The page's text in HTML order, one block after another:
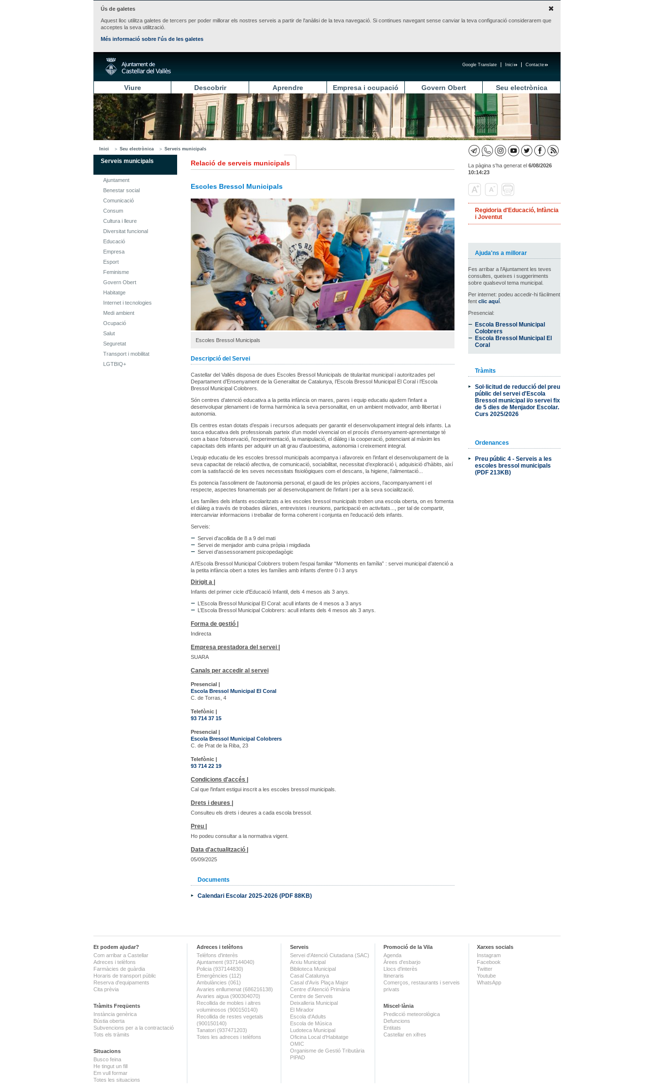
Ús de galetes
Aquest lloc utilitza galetes de tercers per poder millorar els nostres serveis a partir de l'anàlisi de la teva navegació. Si continues navegant sense canviar la teva configuració considerarem que
acceptes la seva utilització.
Més informació sobre l'ús de les galetes
Contacte
Inici
Google Translate
Viure Descobrir Aprendre Empresa i ocupació Govern Obert Seu electrònica
Inici Seu electrònica Serveis municipals
Serveis municipals
Ajuntament
Benestar social
Comunicació
Consum
Cultura i lleure
Diversitat funcional
Educació
Empresa
Esport
Feminisme
Govern Obert
Habitatge
Internet i tecnologies
Medi ambient
Ocupació
Salut
Seguretat
Transport i mobilitat
LGTBIQ+
Relació de serveis municipals La pàgina s'ha generat el 6/08/2026
10:14:23
Escoles Bressol Municipals
Escoles Bressol Municipals
Descripció del Servei
Castellar del Vallès disposa de dues Escoles Bressol Municipals de titularitat municipal i autoritzades pel
Departament d’Ensenyament de la Generalitat de Catalunya, l’Escola Bressol Municipal El Coral i l’Escola
Bressol Municipal Colobrers.
Són centres d’atenció educativa a la petita infància on mares, pares i equip educatiu ajudem l’infant a
desenvolupar plenament i de forma harmònica la seva personalitat, en un ambient motivador, amb llibertat i
autonomia.
Els centres estan dotats d’espais i recursos adequats per garantir el desenvolupament integral dels infants. La
tasca educativa dels professionals parteix d’un model vivencial on el procés d’ensenyament-aprenentatge té
com a base l’observació, l’experimentació, la manipulació, el diàleg i la cooperació, potenciant al màxim les
capacitats dels infants per adquirir un alt grau d’autoestima, autonomia i creixement integral.
L’equip educatiu de les escoles bressol municipals acompanya i afavoreix en l’infant el desenvolupament de la
seva capacitat de relació afectiva, de comunicació, sociabilitat, necessitat d’exploració i, adquisició d’hàbits, així
com la satisfacció de les seves necessitats fisiològiques com el descans, la higiene, l’alimentació...
Es potencia l’assoliment de l’autonomia personal, el gaudi de les pròpies accions, l’acompanyament i el
respecte, aspectes fonamentals per al desenvolupament de l’infant i per a la seva socialització.
Les famílies dels infants escolaritzats a les escoles bressol municipals troben una escola oberta, on es fomenta
el diàleg a través de trobades diàries, entrevistes i reunions, participació en activitats..., per tal de compartir,
intercanviar informacions i treballar de forma coherent i conjunta en l’educació dels infants.
Serveis:
Servei d'acollida de 8 a 9 del mati
Servei de menjador amb cuina pròpia i migdiada
Servei d'assessorament psicopedagògic
A l'Escola Bressol Municipal Colobrers trobem l’espai familiar “Moments en família” : servei municipal d’atenció a
la petita infància obert a totes les famílies amb infants d’entre 0 i 3 anys
Dirigit a |
Infants del primer cicle d'Educació Infantil, dels 4 mesos als 3 anys.
L’Escola Bressol Municipal El Coral: acull infants de 4 mesos a 3 anys
L’Escola Bressol Municipal Colobrers: acull infants dels 4 mesos als 3 anys.
Forma de gestió |
Indirecta
Empresa prestadora del servei |
SUARA
Canals per accedir al servei
Presencial |
Escola Bressol Municipal El Coral
C. de Torras, 4
Telefònic |
93 714 37 15
Presencial |
Escola Bressol Municipal Colobrers
C. de Prat de la Riba, 23
Telefònic |
93 714 22 19
Condicions d'accés |
Cal que l'infant estigui inscrit a les escoles bressol municipals.
Drets i deures |
Consulteu els drets i deures a cada escola bressol.
Preu |
Ho podeu consultar a la normativa vigent.
Data d'actualització |
05/09/2025
Documents
Calendari Escolar 2025-2026 (PDF 88KB)
Regidoria d'Educació, Infància
i Joventut
Ajuda'ns a millorar
Fes arribar a l'Ajuntament les teves
consultes, queixes i suggeriments
sobre qualsevol tema municipal.
Per internet: podeu accedir-hi fàcilment
fent clic aquí
Presencial:
Escola Bressol Municipal
Colobrers
Escola Bressol Municipal El
Coral
Tràmits
Sol·licitud de reducció del preu
públic del servei d'Escola
Bressol municipal i/o servei fix
de 5 dies de Menjador Escolar.
Curs 2025/2026
Ordenances
Preu públic 4 - Serveis a les
escoles bressol municipals
(PDF 213KB)
Et podem ajudar?
Com arribar a Castellar
Adreces i telèfons
Farmàcies de guàrdia
Horaris de transport públic
Reserva d'equipaments
Cita prèvia
Tràmits Freqüents
Instància genèrica
Bústia oberta
Subvencions per a la contractació
Tots els tràmits
Situacions
Busco feina
He tingut un fill
Em vull formar
Totes les situacions
Adreces i telèfons
Telèfons d'interès
Ajuntament (937144040)
Policia (937144830)
Emergències (112)
Ambulàncies (061)
Avaries enllumenat (686216138)
Avaries aigua (900304070)
Recollida de mobles i altres
voluminosos (900150140)
Recollida de restes vegetals
(900150140)
Tanatori (937471203)
Totes les adreces i telèfons
Serveis
Servei d'Atenció Ciutadana (SAC)
Arxiu Municipal
Biblioteca Municipal
Casal Catalunya
Casal d'Avis Plaça Major
Centre d'Atenció Primària
Centre de Serveis
Deixalleria Municipal
El Mirador
Escola d'Adults
Escola de Música
Ludoteca Municipal
Oficina Local d'Habitatge
OMIC
Organisme de Gestió Tributària
PIPAD
Promoció de la Vila
Agenda
Àrees d'esbarjo
Llocs d'interès
Itineraris
Comerços, restaurants i serveis
privats
Miscel·lània
Predicció meteorològica
Defuncions
Entitats
Castellar en xifres
Xarxes socials
Instagram
Facebook
Twitter
Youtube
WhatsApp